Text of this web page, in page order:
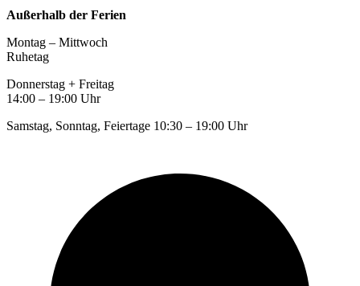
Außerhalb der Ferien
Montag – Mittwoch
Ruhetag
Donnerstag + Freitag
14:00 – 19:00 Uhr
Samstag, Sonntag, Feiertage 10:30 – 19:00 Uhr